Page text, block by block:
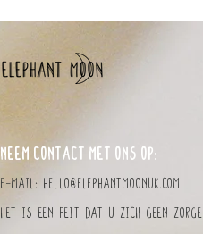
NEEM CONTACT MET ONS OP:
E-mail: hello@elephantmoonuk.com
Het is een feit dat u zich geen